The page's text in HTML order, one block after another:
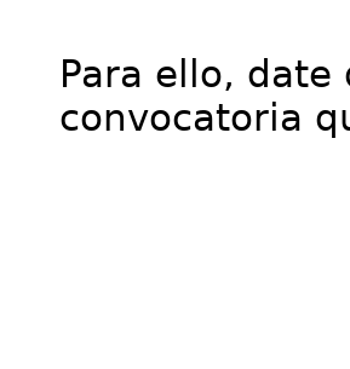
Para ello,
convocatoria